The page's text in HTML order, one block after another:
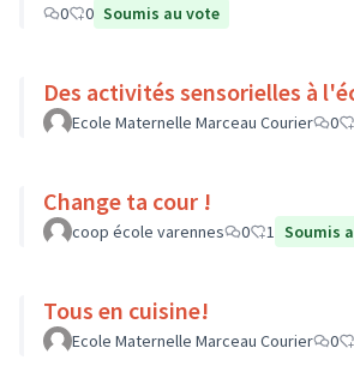
0
0 Soumis au vote
Des activités sensorielles à
Ecole Maternelle Marceau Courier 0
Change ta cour !
coop école varennes 0 1 Soumis
Tous en cuisine!
Ecole Maternelle Marceau Courier 0